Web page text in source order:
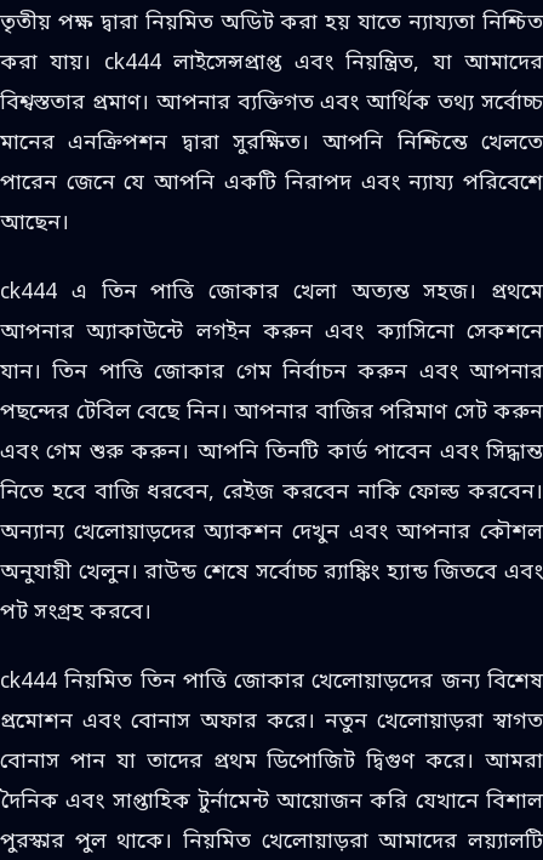
তৃতীয় পক্ষ দ্বারা নিয়মিত অডিট করা হয় যাতে ন্যায্যতা নিশ্চিত
করা যায়। ck444 লাইসেন্সপ্রাপ্ত এবং নিয়ন্ত্রিত, যা আমাদের
বিশ্বস্ততার প্রমাণ। আপনার ব্যক্তিগত এবং আর্থিক তথ্য সর্বোচ্চ
মানের এনক্রিপশন দ্বারা সুরক্ষিত। আপনি নিশ্চিন্তে খেলতে
পারেন জেনে যে আপনি একটি নিরাপদ এবং ন্যায্য পরিবেশে
আছেন।
ck444 এ তিন পাত্তি জোকার খেলা অত্যন্ত সহজ। প্রথমে
আপনার অ্যাকাউন্টে লগইন করুন এবং ক্যাসিনো সেকশনে
যান। তিন পাত্তি জোকার গেম নির্বাচন করুন এবং আপনার
পছন্দের টেবিল বেছে নিন। আপনার বাজির পরিমাণ সেট করুন
এবং গেম শুরু করুন। আপনি তিনটি কার্ড পাবেন এবং সিদ্ধান্ত
নিতে হবে বাজি ধরবেন, রেইজ করবেন নাকি ফোল্ড করবেন।
অন্যান্য খেলোয়াড়দের অ্যাকশন দেখুন এবং আপনার কৌশল
অনুযায়ী খেলুন। রাউন্ড শেষে সর্বোচ্চ র‍্যাঙ্কিং হ্যান্ড জিতবে এবং
পট সংগ্রহ করবে।
ck444 নিয়মিত তিন পাত্তি জোকার খেলোয়াড়দের জন্য বিশেষ
প্রমোশন এবং বোনাস অফার করে। নতুন খেলোয়াড়রা স্বাগত
বোনাস পান যা তাদের প্রথম ডিপোজিট দ্বিগুণ করে। আমরা
দৈনিক এবং সাপ্তাহিক টুর্নামেন্ট আয়োজন করি যেখানে বিশাল
পুরস্কার পুল থাকে। নিয়মিত খেলোয়াড়রা আমাদের লয়্যালটি